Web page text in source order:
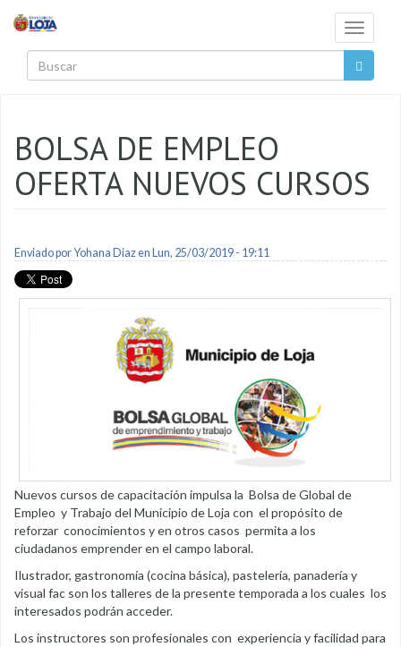
Toggle
BOLSA DE EMPLEO
OFERTA NUEVOS CURSOS
Enviado porYohana Diazen Lun, 25/03/2019 - 19:11
Nuevos cursos de capacitación impulsa la Bolsa de Global de
Empleo y Trabajo del Municipio de Loja con el propósito de
reforzar conocimientos y en otros casos permita a los
ciudadanos emprender en el campo laboral.
Ilustrador, gastronomía (cocina básica), pastelería, panadería y
visual fac son los talleres de la presente temporada a los cuales los
interesados podrán acceder.
Los instructores son profesionales con experiencia y facilidad para